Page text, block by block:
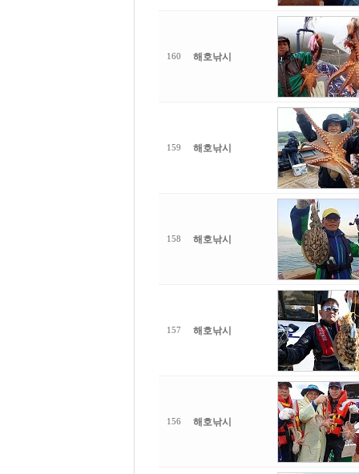
160 해호낚시
159 해호낚시
158 해호낚시
157 해호낚시
156 해호낚시